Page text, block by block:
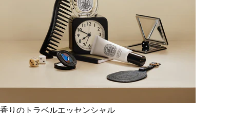
香りのトラベルエッセンシャル